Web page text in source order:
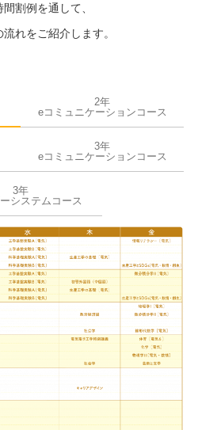
割例を通して、
れをご紹介します。
2年
eコミュニケーションコース
3年
eコミュニケーションコース
3年
システムコース